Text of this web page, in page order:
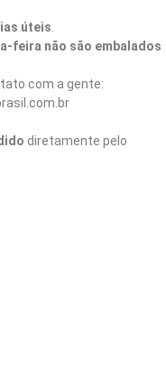
úteis
feira não são embalados
com a gente:
diretamente pelo